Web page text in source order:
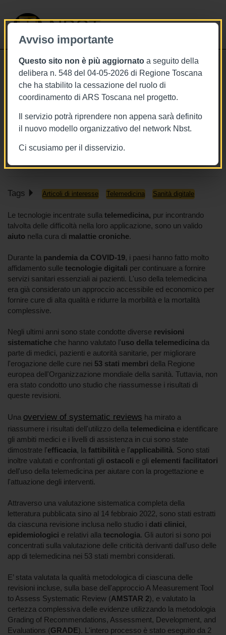
Avviso importante
Questo sito non è più aggiornato a seguito della
delibera n. 548 del 04-05-2026 di Regione Toscana
che ha stabilito la cessazione del ruolo di
coordinamento di ARS Toscana nel progetto.
Il servizio potrà riprendere non appena sarà definito
il nuovo modello organizzativo del network Nbst.
Ci scusiamo per il disservizio.
NBST
12/11/2022
La telemedicina ha evidenti vantaggi
per i pazienti nei paesi europei: una
panoramica completa delle review
sul tema
Tags Articoli di interesse Telemedicina Sanità digitale
Le tecnologie incentrate sulla telemedicina, pur incontrando
talvolta delle difficoltà nella loro applicazione, sono un valido
aiuto nella cura di malattie croniche.
Durante la pandemia da COVID-19, i paesi hanno fatto molto
affidamento sulle tecnologie digitali per continuare a fornire
servizi sanitari essenziali ai pazienti. L'uso della telemedicina
era già considerato un approccio accessibile ed economico per
fornire cure di alta qualità e ridurre la morbilità e la mortalità
complessive.
Negli ultimi anni sono state condotte diverse revisioni
sistematiche che hanno valutato l'uso della telemedicina da
parte di medici, pazienti e autorità sanitarie, per migliorare
l'erogazione delle cure nei 53 stati membri della Regione
europea dell'Organizzazione mondiale della sanità. Tuttavia, non
era stato condotto uno studio che riassumesse i risultati di
queste revisioni.
Una overview of systematic reviews ha mirato a
riassumere i risultati dell'utilizzo della telemedicina e identificare
gli ambiti medici e i livelli di assistenza in cui sono state
dimostrate l'efficacia, la fattibilità e l'applicabilità. Sono stati
inoltre valutati e confrontati gli ostacoli e gli elementi facilitatori
dell'uso della telemedicina per aiutare con la progettazione e
l'attuazione degli interventi.
Attraverso una valutazione sistematica completa della
letteratura pubblicata sino al 14 febbraio 2022, sono stati estratti
da ciascuna revisione inclusa nello studio i dati clinici,
epidemiologici e relativi alla tecnologia. Gli autori si sono poi
concentrati sulla valutazione delle criticità derivanti dall'uso delle
app di telemedicina nei 53 stati membri considerati.
E’ stata valutata la qualità metodologica di ciascuna delle
revisioni incluse, sulla base dell'approccio A Measurement Tool
to Assess Systematic Review (AMSTAR 2), e valutato la
certezza complessiva delle evidenze utilizzando la metodologia
Grading of Recommendations, Assessment, Development, and
Evaluations (GRADE). L'intero processo è stato eseguito da 2